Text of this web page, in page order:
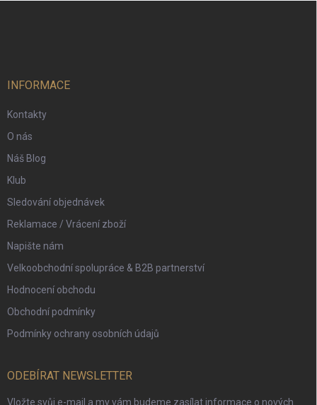
INFORMACE
Kontakty
O nás
Náš Blog
Klub
Sledování objednávek
Reklamace / Vrácení zboží
Napište nám
Velkoobchodní spolupráce & B2B partnerství
Hodnocení obchodu
Obchodní podmínky
Podmínky ochrany osobních údajů
ODEBÍRAT NEWSLETTER
Vložte svůj e-mail a my vám budeme zasílat informace o nových